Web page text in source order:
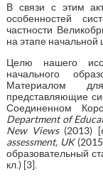
В связи с этим
особенностей
частности
на этапе начальной
Целю нашего
начального
Материалом
представляющие
Соединенном
Department of
New Views(2013)
assessment, UK
образовательный
кл.) [3].